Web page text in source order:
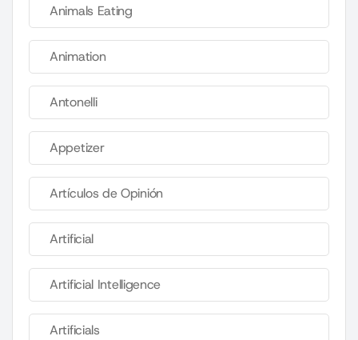
Animals Eating
Animation
Antonelli
Appetizer
Artículos de Opinión
Artificial
Artificial Intelligence
Artificials